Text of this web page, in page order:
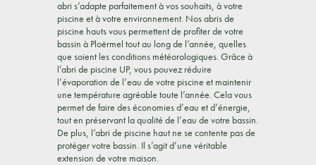
abri s’adapte parfaitement à vos souhaits, à votre
piscine et à votre environnement. Nos abris de
piscine hauts vous permettent de profiter de votre
bassin à Ploërmel tout au long de l’année, quelles
que soient les conditions météorologiques. Grâce à
l’abri de piscine UP, vous pouvez réduire
l’évaporation de l’eau de votre piscine et maintenir
une température agréable toute l’année. Cela vous
permet de faire des économies d’eau et d’énergie,
tout en préservant la qualité de l’eau de votre bassin.
De plus, l’abri de piscine haut ne se contente pas de
protéger votre bassin. Il s’agit d’une véritable
extension de votre maison.